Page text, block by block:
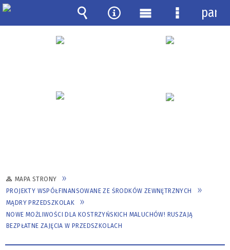
MAPA STRONY
PROJEKTY WSPÓŁFINANSOWANE ZE ŚRODKÓW ZEWNĘTRZNYCH
MĄDRY PRZEDSZKOLAK
NOWE MOŻLIWOŚCI DLA KOSTRZYŃSKICH MALUCHÓW! RUSZAJĄ
BEZPŁATNE ZAJĘCIA W PRZEDSZKOLACH
Wyszukiwarka
Narzędzia
Menu
główne
Menu